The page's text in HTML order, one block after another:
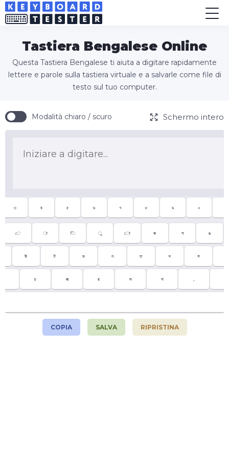
Tastiera Bengalese Online
Questa Tastiera Bengalese ti aiuta a digitare rapidamente
lettere e parole sulla tastiera virtuale e a salvarle come file di
testo sul tuo computer.
Modalità chiaro / scuro Schermo intero
৩ ৪ ৫ ৬ ৭ ৮ ৯ ০
ে া ি ু ো ক গ ঙ
উ ট ড ন ত দ প
চ জ র ল শ
COPIA SALVA RIPRISTINA